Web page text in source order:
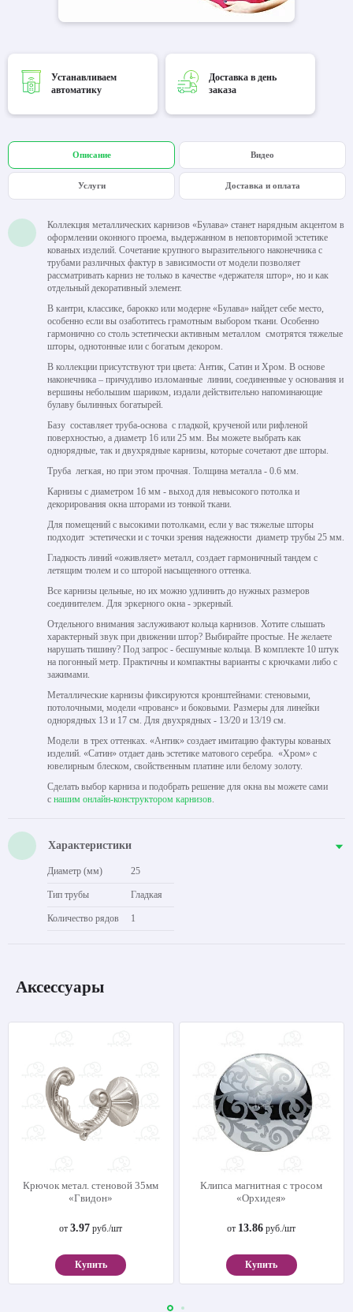
Устанавливаем
автоматику
Доставка в день
заказа
Описание Видео
Услуги Доставка и оплата
Коллекция металлических карнизов «Булава» станет нарядным акцентом в
оформлении оконного проема, выдержанном в неповторимой эстетике
кованых изделий. Сочетание крупного выразительного наконечника с
трубами различных фактур в зависимости от модели позволяет
рассматривать карниз не только в качестве «держателя штор», но и как
отдельный декоративный элемент.
В кантри, классике, барокко или модерне «Булава» найдет себе место,
особенно если вы озаботитесь грамотным выбором ткани. Особенно
гармонично со столь эстетически активным металлом смотрятся тяжелые
шторы, однотонные или с богатым декором.
В коллекции присутствуют три цвета: Антик, Сатин и Хром. В основе
наконечника – причудливо изломанные линии, соединенные у основания и
вершины небольшим шариком, издали действительно напоминающие
булаву былинных богатырей.
Базу составляет труба-основа с гладкой, крученой или рифленой
поверхностью, а диаметр 16 или 25 мм. Вы можете выбрать как
однорядные, так и двухрядные карнизы, которые сочетают две шторы.
Труба легкая, но при этом прочная. Толщина металла - 0.6 мм.
Карнизы с диаметром 16 мм - выход для невысокого потолка и
декорирования окна шторами из тонкой ткани.
Для помещений с высокими потолками, если у вас тяжелые шторы
подходит эстетически и с точки зрения надежности диаметр трубы 25 мм.
Гладкость линий «оживляет» металл, создает гармоничный тандем с
летящим тюлем и со шторой насыщенного оттенка.
Все карнизы цельные, но их можно удлинить до нужных размеров
соединителем. Для эркерного окна - эркерный.
Отдельного внимания заслуживают кольца карнизов. Хотите слышать
характерный звук при движении штор? Выбирайте простые. Не желаете
нарушать тишину? Под запрос - бесшумные кольца. В комплекте 10 штук
на погонный метр. Практичны и компактны варианты с крючками либо с
зажимами.
Металлические карнизы фиксируются кронштейнами: стеновыми,
потолочными, модели «прованс» и боковыми. Размеры для линейки
однорядных 13 и 17 см. Для двухрядных - 13/20 и 13/19 см.
Модели в трех оттенках. «Антик» создает имитацию фактуры кованых
изделий. «Сатин» отдает дань эстетике матового серебра. «Хром» с
ювелирным блеском, свойственным платине или белому золоту.
Сделать выбор карниза и подобрать решение для окна вы можете сами
с нашим онлайн-конструктором карнизов.
Характеристики
Диаметр (мм) 25
Тип трубы Гладкая
Количество рядов 1
Аксессуары
Крючок метал. стеновой 35мм
«Гвидон»
от3.97 руб./шт
Купить
Клипса магнитная с тросом
«Орхидея»
от 13.86 руб./шт
Купить